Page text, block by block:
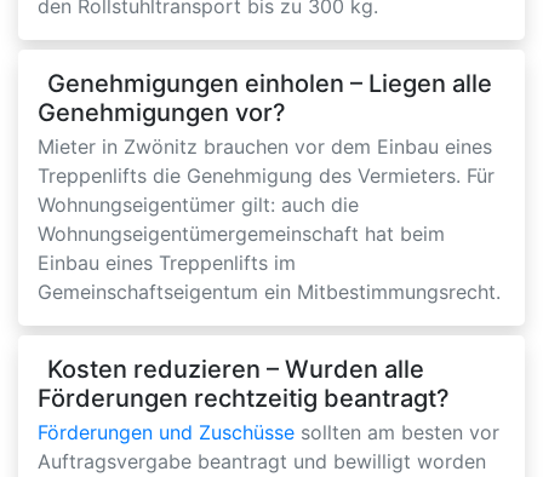
den Rollstuhltransport bis zu 300 kg.
Genehmigungen einholen – Liegen alle
Genehmigungen vor?
Mieter in Zwönitz brauchen vor dem Einbau eines
Treppenlifts die Genehmigung des Vermieters. Für
Wohnungseigentümer gilt: auch die
Wohnungseigentümergemeinschaft hat beim
Einbau eines Treppenlifts im
Gemeinschaftseigentum ein Mitbestimmungsrecht.
Kosten reduzieren – Wurden alle
Förderungen rechtzeitig beantragt?
Förderungen und Zuschüsse sollten am besten vor
Auftragsvergabe beantragt und bewilligt worden